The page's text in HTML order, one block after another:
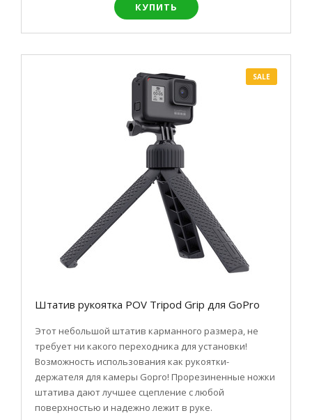
КУПИТЬ
SALE
Штатив рукоятка POV Tripod Grip для GoPro
Этот небольшой штатив карманного размера, не
требует ни какого переходника для установки!
Возможность использования как рукоятки-
держателя для камеры Gopro! Прорезиненные ножки
штатива дают лучшее сцепление с любой
поверхностью и надежно лежит в руке.